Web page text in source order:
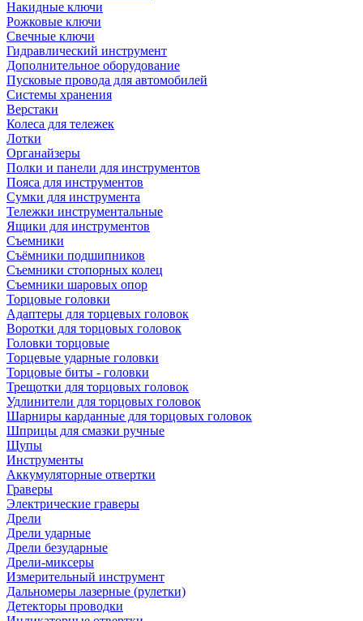
Накидные ключи
Рожковые ключи
Свечные ключи
Гидравлический инструмент
Дополнительное оборудование
Пусковые провода для автомобилей
Системы хранения
Верстаки
Колеса для тележек
Лотки
Органайзеры
Полки и панели для инструментов
Пояса для инструментов
Сумки для инструмента
Тележки инструментальные
Ящики для инструментов
Съемники
Съёмники подшипников
Съемники стопорных колец
Съемники шаровых опор
Торцовые головки
Адаптеры для торцевых головок
Воротки для торцовых головок
Головки торцовые
Торцевые ударные головки
Торцовые биты - головки
Трещотки для торцовых головок
Удлинители для торцовых головок
Шарниры карданные для торцовых головок
Шприцы для смазки ручные
Щупы
Инструменты
Аккумуляторные отвертки
Граверы
Электрические граверы
Дрели
Дрели ударные
Дрели безударные
Дрели-миксеры
Измерительный инструмент
Дальномеры лазерные (рулетки)
Детекторы проводки